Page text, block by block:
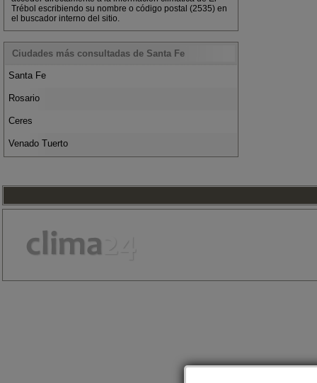
Trébol escribiendo su nombre o código postal (2535) en
el buscador interno del sitio.
Ciudades más consultadas de Santa Fe
Santa Fe
Rosario
Ceres
Venado Tuerto